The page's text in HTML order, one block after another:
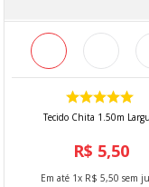
- 90% Poliéster
LARGURA
- 2,80m
MODO DE LAVAGEM
Tecido Chita 1.50m
R$ 5,50
Em até 1x R$ 5,50 sem